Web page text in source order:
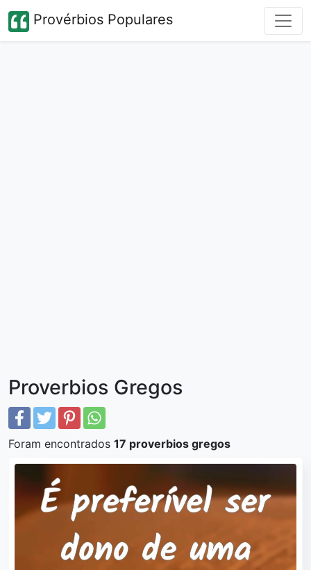
Provérbios Populares
Proverbios Gregos
Foram encontrados 17 proverbios gregos